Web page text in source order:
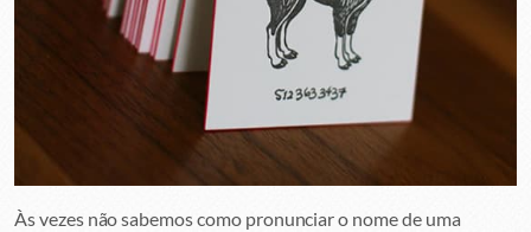
Às vezes não sabemos como pronunciar o nome de uma